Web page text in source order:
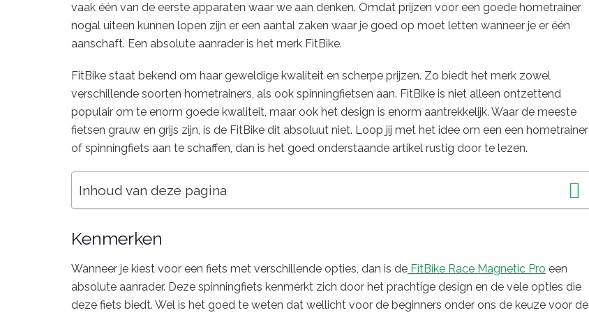
vaak één van de eerste apparaten waar we aan denken. Omdat prijzen voor een goede hometrainer
nogal uiteen kunnen lopen zijn er een aantal zaken waar je goed op moet letten wanneer je er één
aanschaft. Een absolute aanrader is het merk FitBike.
FitBike staat bekend om haar geweldige kwaliteit en scherpe prijzen. Zo biedt het merk zowel
verschillende soorten hometrainers, als ook spinningfietsen aan. FitBike is niet alleen ontzettend
populair om te enorm goede kwaliteit, maar ook het design is enorm aantrekkelijk. Waar de meeste
fietsen grauw en grijs zijn, is de FitBike dit absoluut niet. Loop jij met het idee om een een hometrainer
of spinningfiets aan te schaffen, dan is het goed onderstaande artikel rustig door te lezen.
Inhoud van deze pagina
Kenmerken
Wanneer je kiest voor een fiets met verschillende opties, dan is de FitBike Race Magnetic Pro een
absolute aanrader. Deze spinningfiets kenmerkt zich door het prachtige design en de vele opties die
deze fiets biedt. Wel is het goed te weten dat wellicht voor de beginners onder ons de keuze voor de